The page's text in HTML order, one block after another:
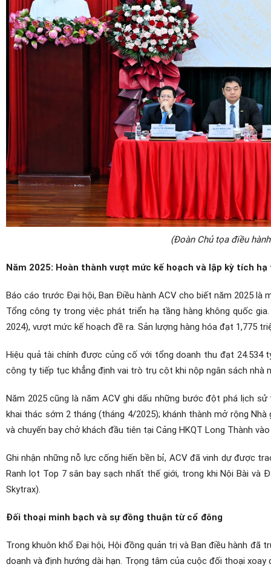
(Đoàn Chủ tọa điều
Năm 2025: Hoàn thành vượt mức kế hoạch và lập kỳ tích hạ
Báo cáo trước Đại hội, Ban Điều hành ACV cho biết năm 2025
Tổng công ty trong việc phát triển hạ tầng hàng không quốc
2024), vượt mức kế hoạch đề ra. Sản lượng hàng hóa đạt 1,775
Hiệu quả tài chính được củng cố với tổng doanh thu đạt 24.534
công ty tiếp tục khẳng định vai trò trụ cột khi nộp ngân sách nhà
Năm 2025 cũng là năm ACV ghi dấu những bước đột phá lịch
khai thác sớm 2 tháng (tháng 4/2025); khánh thành mở rộng
và chuyến bay chở khách đầu tiên tại Cảng HKQT Long Thành
Ghi nhận những nỗ lực cống hiến bền bỉ, ACV đã vinh dự được
Ranh lọt Top 7 sân bay sạch nhất thế giới, trong khi Nội Bài
Skytrax).
Đối thoại minh bạch và sự đồng thuận từ cổ đông
Trong khuôn khổ Đại hội, Hội đồng quản trị và Ban điều hành đã
doanh và định hướng dài hạn. Trọng tâm của cuộc đối thoại